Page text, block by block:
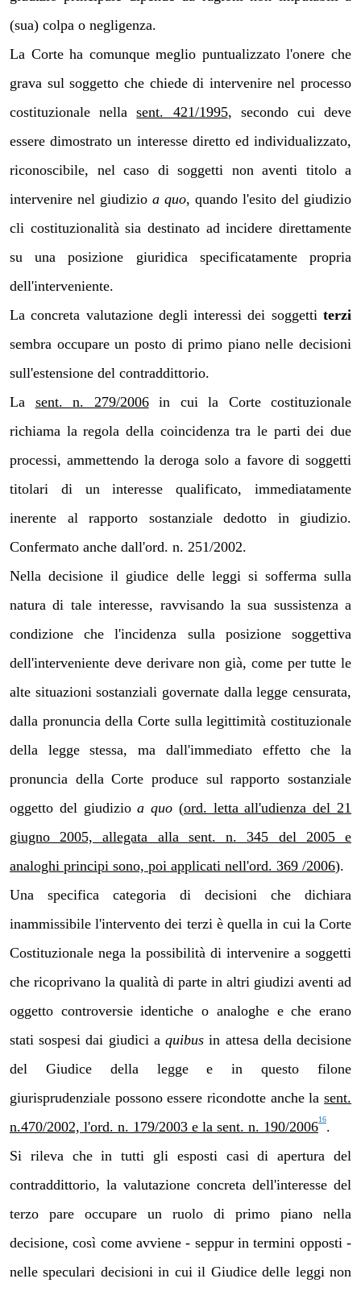
(sua) colpa o negligenza.
La Corte ha comunque meglio puntualizzato l'onere che
grava sul soggetto che chiede di intervenire nel processo
costituzionale nellasent. 421/1995, secondo cui deve
essere dimostrato un interesse diretto ed individualizzato,
riconoscibile, nel caso di soggetti non aventi titolo a
intervenire nel giudizio a quo, quando l'esito del giudizio
cli costituzionalità sia destinato ad incidere direttamente
su una posizione giuridica specificatamente propria
dell'interveniente.
La concreta valutazione degli interessi dei soggetti terzi
sembra occupare un posto di primo piano nelle decisioni
sull'estensione del contraddittorio.
La sent. n. 279/2006in cui la Corte costituzionale
richiama la regola della coincidenza tra le parti dei due
processi, ammettendo la deroga solo a favore di soggetti
titolari di un interesse qualificato, immediatamente
inerente al rapporto sostanziale dedotto in giudizio.
Confermato anche dall'ord. n. 251/2002.
Nella decisione il giudice delle leggi si sofferma sulla
natura di tale interesse, ravvisando la sua sussistenza a
condizione che l'incidenza sulla posizione soggettiva
dell'interveniente deve derivare non già, come per tutte le
alte situazioni sostanziali governate dalla legge censurata,
dalla pronuncia della Corte sulla legittimità costituzionale
della legge stessa, ma dall'immediato effetto che la
pronuncia della Corte produce sul rapporto sostanziale
oggetto del giudizioa quo (ord. letta all'udienza del 21
giugno 2005, allegata alla sent. n. 345 del 2005 e
analoghi principi sono, poi applicati nell'ord. 369 /2006).
Una specifica categoria di decisioni che dichiara
inammissibile l'intervento dei terzi è quella in cui la Corte
Costituzionale nega la possibilità di intervenire a soggetti
che ricoprivano la qualità di parte in altri giudizi aventi ad
oggetto controversie identiche o analoghe e che erano
stati sospesi dai giudici aquibus in attesa della decisione
del Giudice della legge e in questo filone
giurisprudenziale possono essere ricondotte anche la sent.
n.470/2002, l'ord. n. 179/2003 e la sent. n. 190/200616.
Si rileva che in tutti gli esposti casi di apertura del
contraddittorio, la valutazione concreta dell'interesse del
terzo pare occupare un ruolo di primo piano nella
decisione, così come avviene - seppur in termini opposti -
nelle speculari decisioni in cui il Giudice delle leggi non